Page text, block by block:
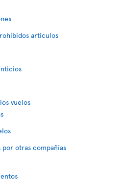
artículos
vuelos
por otras compañías